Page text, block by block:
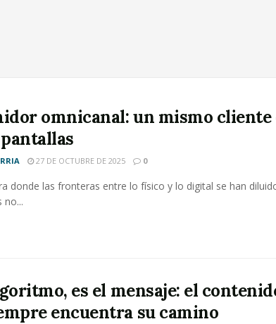
omnicanal: un mismo cliente
27 DE OCTUBRE DE 2025 0
donde las fronteras entre lo físico y lo digital se han
no...
es el mensaje: el
encuentra su camino